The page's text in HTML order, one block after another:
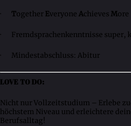
· Together Everyone Achieves More
· Fremdsprachenkenntnisse super,
· Mindestabschluss: Abitur
LOVE TO DO:
Nicht nur Vollzeitstudium – Erlebe
höchstem Niveau und erleichtere
Berufsalltag!